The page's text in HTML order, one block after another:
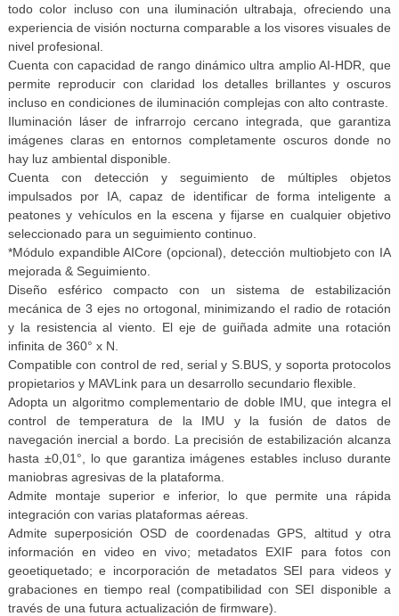
todo color incluso con una iluminación ultrabaja, ofreciendo una
experiencia de visión nocturna comparable a los visores visuales de
nivel profesional.
Cuenta con capacidad de rango dinámico ultra amplio AI-HDR, que
permite reproducir con claridad los detalles brillantes y oscuros
incluso en condiciones de iluminación complejas con alto contraste.
Iluminación láser de infrarrojo cercano integrada, que garantiza
imágenes claras en entornos completamente oscuros donde no
hay luz ambiental disponible.
Cuenta con detección y seguimiento de múltiples objetos
impulsados por IA, capaz de identificar de forma inteligente a
peatones y vehículos en la escena y fijarse en cualquier objetivo
seleccionado para un seguimiento continuo.
*Módulo expandible AICore (opcional), detección multiobjeto con IA
mejorada & Seguimiento.
Diseño esférico compacto con un sistema de estabilización
mecánica de 3 ejes no ortogonal, minimizando el radio de rotación
y la resistencia al viento. El eje de guiñada admite una rotación
infinita de 360° x N.
Compatible con control de red, serial y S.BUS, y soporta protocolos
propietarios y MAVLink para un desarrollo secundario flexible.
Adopta un algoritmo complementario de doble IMU, que integra el
control de temperatura de la IMU y la fusión de datos de
navegación inercial a bordo. La precisión de estabilización alcanza
hasta ±0,01°, lo que garantiza imágenes estables incluso durante
maniobras agresivas de la plataforma.
Admite montaje superior e inferior, lo que permite una rápida
integración con varias plataformas aéreas.
Admite superposición OSD de coordenadas GPS, altitud y otra
información en video en vivo; metadatos EXIF para fotos con
geoetiquetado; e incorporación de metadatos SEI para videos y
grabaciones en tiempo real (compatibilidad con SEI disponible a
través de una futura actualización de firmware).